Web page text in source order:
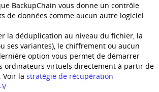
BackupChain vous donne un contrôle
de données comme aucun autre logiciel
la déduplication au niveau du fichier, la
ses variantes), le chiffrement ou aucun
option vous permet de démarrer
ordinateurs virtuels directement à partir de
Voir la stratégie de récupération